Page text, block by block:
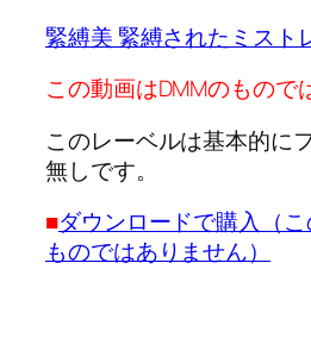
緊縛美 緊縛されたミスト
この動画はDMMのもので
このレーベルは基本的に
無しです。
■ダウンロードで購入（
ものではありません）